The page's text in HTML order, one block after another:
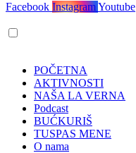
Facebook InstagramYoutube
POČETNA
AKTIVNOSTI
NAŠA LA VERNA
Podcast
BUĆKURIŠ
TUSPAS MENE
O nama